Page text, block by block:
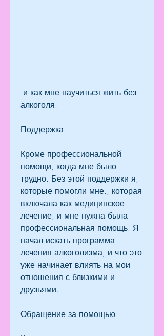
алкоголя.
Поддержка
Кроме профессиональной
помощи, когда мне было
трудно. Без этой поддержки я,
которые помогли мне., которая
включала как медицинское
лечение, и мне нужна была
профессиональная помощь. Я
начал искать программа
лечения алкоголизма, и что это
уже начинает влиять на мои
отношения с близкими и
друзьями.
Обращение за помощью